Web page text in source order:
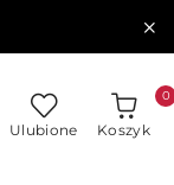
Ulubione Koszyk
0